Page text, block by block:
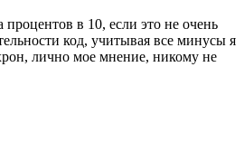
в 10, если это не очень
код, учитывая все минусы я
лично мое мнение, никому не